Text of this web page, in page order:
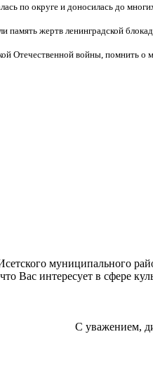
по округе и доносилась до
жертв ленинградской
Отечественной войны, помнить о
муниципального
Вас интересует в сфере
С уважением,